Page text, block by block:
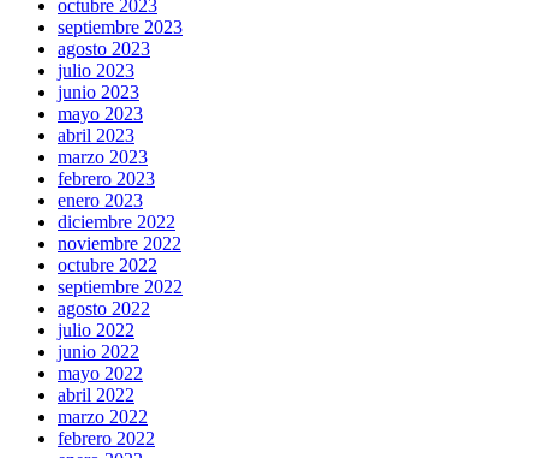
octubre 2023
septiembre 2023
agosto 2023
julio 2023
junio 2023
mayo 2023
abril 2023
marzo 2023
febrero 2023
enero 2023
diciembre 2022
noviembre 2022
octubre 2022
septiembre 2022
agosto 2022
julio 2022
junio 2022
mayo 2022
abril 2022
marzo 2022
febrero 2022